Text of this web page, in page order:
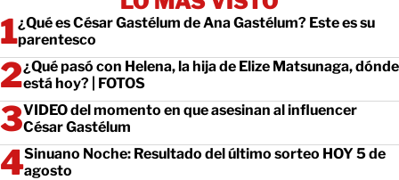
¿Qué es César Gastélum de Ana Gastélum? Este es su
parentesco
¿Qué pasó con Helena, la hija de Elize Matsunaga, dónde
está hoy? | FOTOS
VIDEO del momento en que asesinan al influencer
César Gastélum
Sinuano Noche: Resultado del último sorteo HOY 5 de
agosto